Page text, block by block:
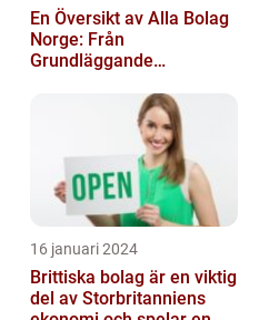
En Översikt av Alla Bolag
Norge: Från
Grundläggande
Kvantitativa Mätningar
16 januari 2024
Brittiska bolag är en viktig
del av Storbritanniens